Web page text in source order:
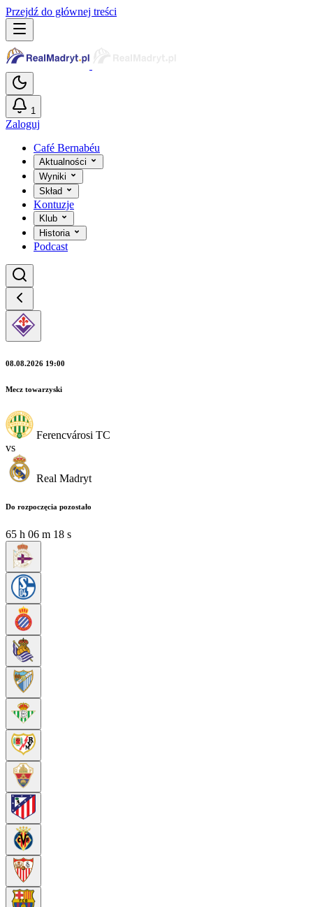
Przejdź do głównej treści
1
Zaloguj
Café Bernabéu
Aktualności
Wyniki
Skład
Kontuzje
Klub
Historia
Podcast
08.08.2026 19:00
Mecz towarzyski
Ferencvárosi TC
vs
Real Madryt
Do rozpoczęcia pozostało
65 h 06 m 16 s